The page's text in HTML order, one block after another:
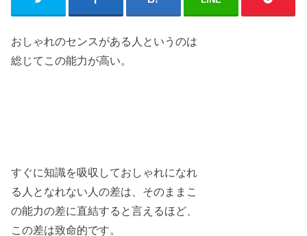
おしゃれのセンスがある人というのは
総じてこの能力が高い。
すぐに知識を吸収しておしゃれになれ
る人となれない人の差は、そのままこ
の能力の差に直結すると言えるほど、
この差は致命的です。